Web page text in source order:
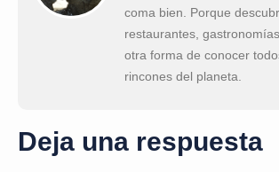
coma bien. Porque
restaurantes,
otra forma de conocer
rincones del planeta.
Deja una respuesta